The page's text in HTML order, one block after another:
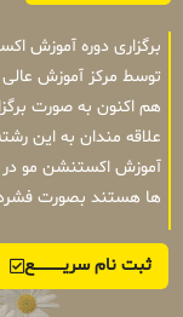
برگزاری دوره آموزش
توسط مرکز آموزش
هم اکنون به صورت
علاقه مندان به این
آموزش اکستنشن مو در
ها هستند بصورت فشرده ظرف مدت 4 الی 6 روز
ثبت نام سریــــــــــــع